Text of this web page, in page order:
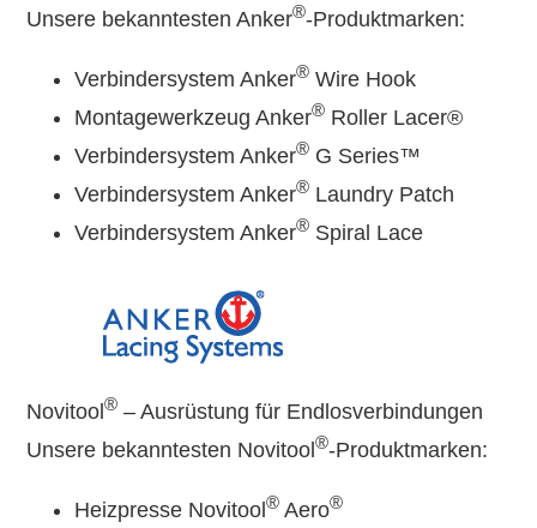
Unsere bekanntesten Anker®-Produktmarken:
Verbindersystem Anker® Wire Hook
Montagewerkzeug Anker® Roller Lacer®
Verbindersystem Anker® G Series™
Verbindersystem Anker® Laundry Patch
Verbindersystem Anker® Spiral Lace
Novitool® – Ausrüstung für Endlosverbindungen
Unsere bekanntesten Novitool®-Produktmarken:
Heizpresse Novitool® Aero®